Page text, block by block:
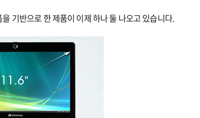
기반으로 한 제품이 이제 하나 둘 나오고 있습니다.